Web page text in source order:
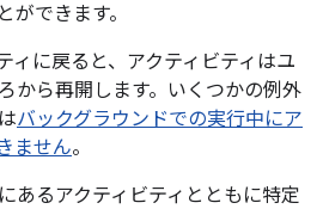
ができます。
ィに戻ると、アクティビティはユ
から再開します。いくつかの例外
バックグラウンドでの実行中にア
ません。
あるアクティビティとともに特定